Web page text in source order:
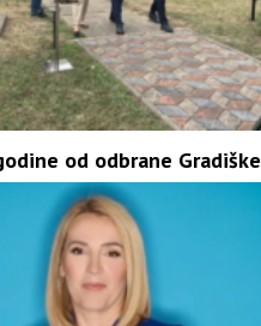
od odbrane Gradiške